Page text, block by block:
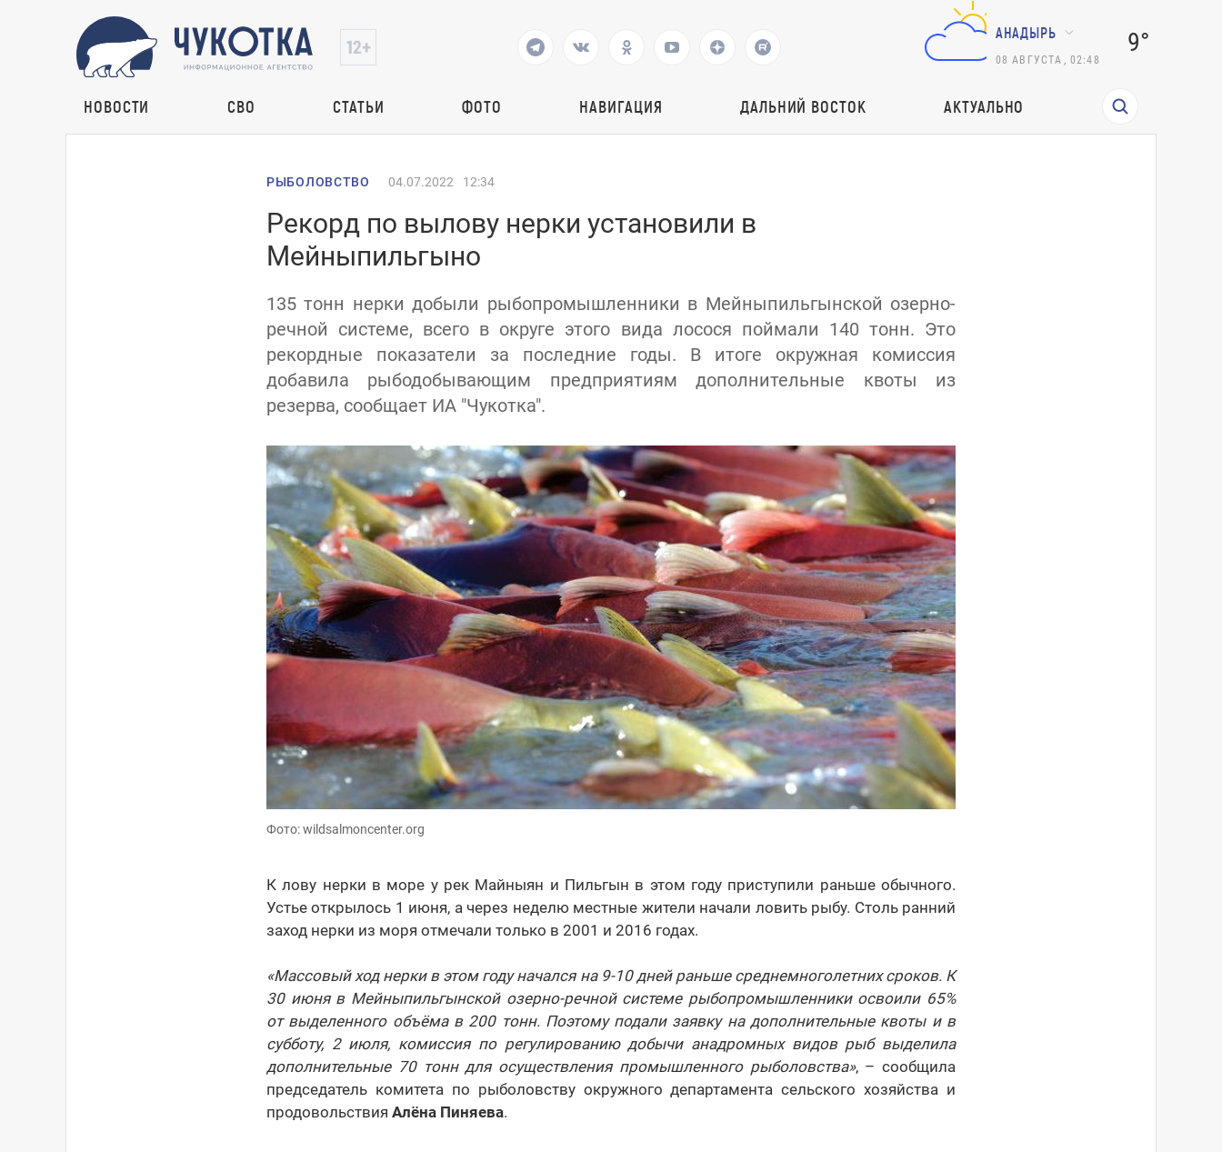
АНАДЫРЬ
08 АВГУСТА 02:48
9°
НОВОСТИ СВО СТАТЬИ ФОТО НАВИГАЦИЯ ДАЛЬНИЙ ВОСТОК АКТУАЛЬНО
РЫБОЛОВСТВО 04.07.2022 12:34
Рекорд по вылову нерки установили в
Мейныпильгыно
135 тонн нерки добыли рыбопромышленники в Мейныпильгынской озерно-
речной системе, всего в округе этого вида лосося поймали 140 тонн. Это
рекордные показатели за последние годы. В итоге окружная комиссия
добавила рыбодобывающим предприятиям дополнительные квоты из
резерва, сообщает ИА "Чукотка".
Фото: wildsalmoncenter.org
К лову нерки в море у рек Майныян и Пильгын в этом году приступили раньше обычного.
Устье открылось 1 июня, а через неделю местные жители начали ловить рыбу. Столь ранний
заход нерки из моря отмечали только в 2001 и 2016 годах.
«Массовый ход нерки в этом году начался на 9-10 дней раньше среднемноголетних сроков. К
30 июня в Мейныпильгынской озерно-речной системе рыбопромышленники освоили 65%
от выделенного объёма в 200 тонн. Поэтому подали заявку на дополнительные квоты и в
субботу, 2 июля, комиссия по регулированию добычи анадромных видов рыб выделила
дополнительные 70 тонн для осуществления промышленного рыболовства», – сообщила
председатель комитета по рыболовству окружного департамента сельского хозяйства и
продовольствия Алёна Пиняева.